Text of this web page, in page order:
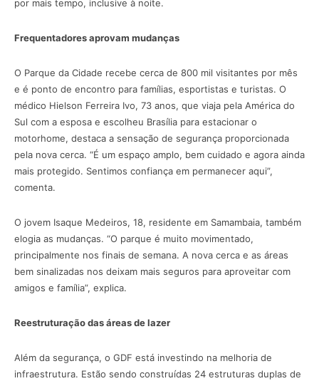
por mais tempo, inclusive à noite.
Frequentadores aprovam mudanças
O Parque da Cidade recebe cerca de 800 mil visitantes por mês
e é ponto de encontro para famílias, esportistas e turistas. O
médico Hielson Ferreira Ivo, 73 anos, que viaja pela América do
Sul com a esposa e escolheu Brasília para estacionar o
motorhome, destaca a sensação de segurança proporcionada
pela nova cerca. “É um espaço amplo, bem cuidado e agora ainda
mais protegido. Sentimos confiança em permanecer aqui”,
comenta.
O jovem Isaque Medeiros, 18, residente em Samambaia, também
elogia as mudanças. “O parque é muito movimentado,
principalmente nos finais de semana. A nova cerca e as áreas
bem sinalizadas nos deixam mais seguros para aproveitar com
amigos e família”, explica.
Reestruturação das áreas de lazer
Além da segurança, o GDF está investindo na melhoria de
infraestrutura. Estão sendo construídas 24 estruturas duplas de